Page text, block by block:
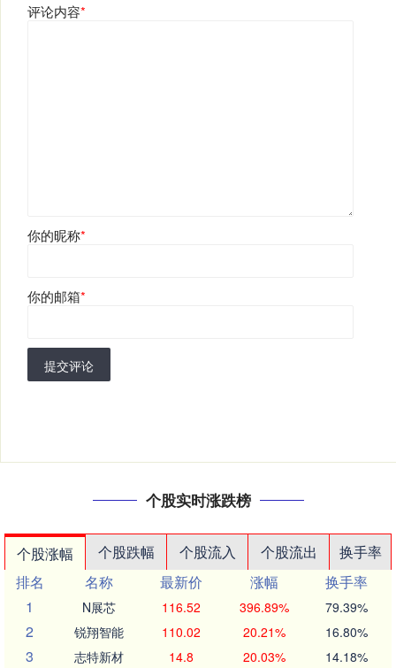
评论内容*
你的昵称*
你的邮箱*
提交评论
个股实时涨跌榜
个股涨幅 个股跌幅 个股流入 个股流出
换手率
排名
名称 最新价 涨幅
换手率
1
N展芯 116.52 396.89% 79.39%
2 锐翔智能 110.02 20.21% 16.80%
3 志特新材 14.8 20.03% 14.18%